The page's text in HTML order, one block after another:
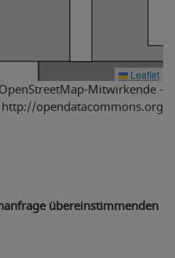
Leaflet
Mitwirkende -
http://opendatacommons.org
übereinstimmenden